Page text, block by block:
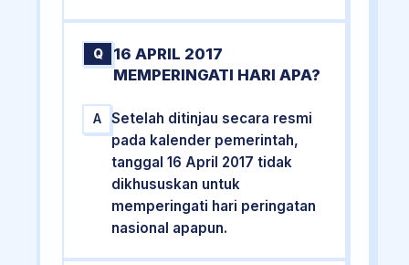
Q
16 APRIL 2017
MEMPERINGATI HARI APA?
A
Setelah ditinjau secara resmi
pada kalender pemerintah,
tanggal 16 April 2017 tidak
dikhususkan untuk
memperingati hari peringatan
nasional apapun.